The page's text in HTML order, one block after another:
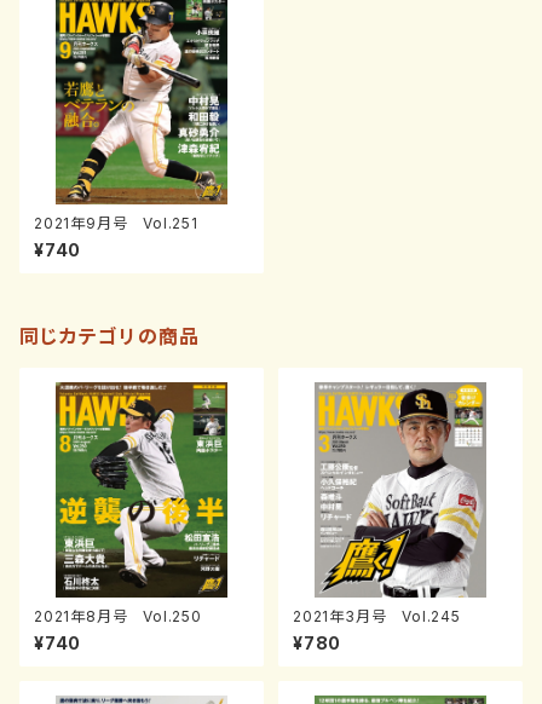
2021年9月号 Vol.251
¥740
同じカテゴリの商品
2021年8月号 Vol.250
¥740
2021年3月号 Vol.245
¥780